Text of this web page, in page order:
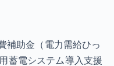
補助金（電力需給ひっ
蓄電システム導入支援